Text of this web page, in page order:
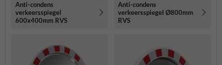
Anti-condens
verkeersspiegel
600x400mm RVS
Anti-condens
verkeersspiegel Ø800mm
RVS